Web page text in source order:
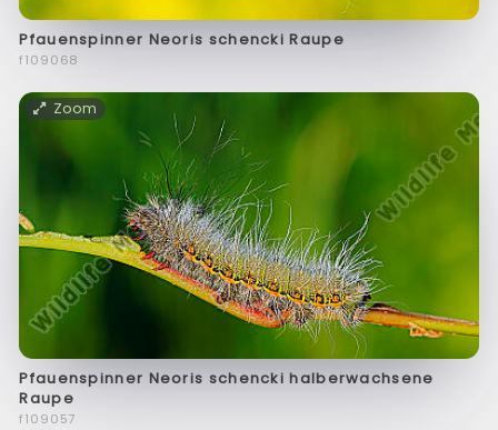
Pfauenspinner Neoris schencki Raupe
f109068
Zoom
Pfauenspinner Neoris schencki halberwachsene
Raupe
f109057